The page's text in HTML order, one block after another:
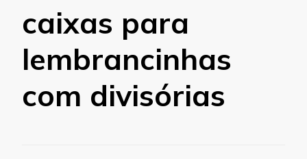
caixas para
lembrancinhas
com divisórias